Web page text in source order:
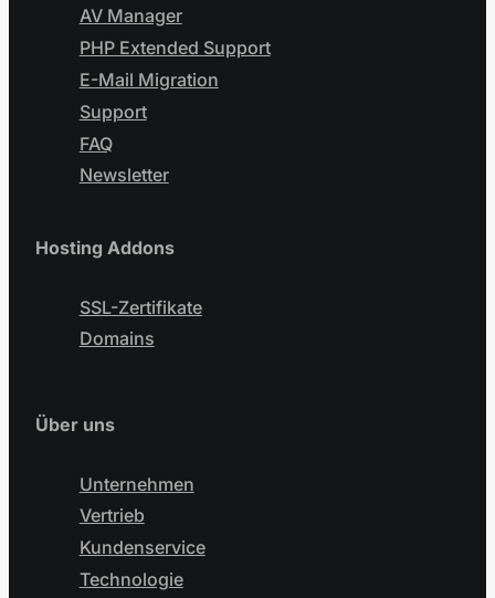
AV Manager
PHP Extended Support
E-Mail Migration
Support
FAQ
Newsletter
Hosting Addons
SSL-Zertifikate
Domains
Über uns
Unternehmen
Vertrieb
Kundenservice
Technologie